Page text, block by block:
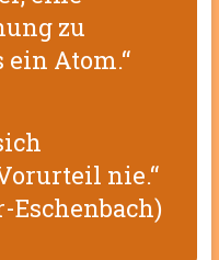
zu
Atom.“
nie.“
Eschenbach)